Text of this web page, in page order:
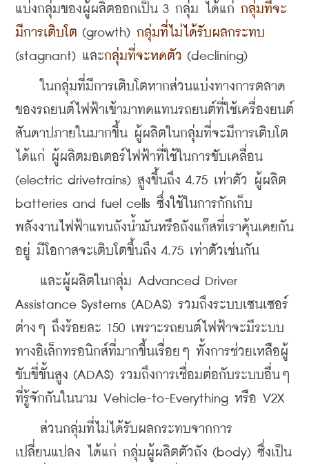
แบ่งกลุ่มของผู้ผลิตออกเป็น 3 กลุ่ม ได้แก่ กลุ่มที่จะ
มีการเติบโต (growth)
(stagnant) และกลุ่มที่จะหดตัว (declining)
ในกลุ่มที่มีการเติบโตหากส่วนแบ่งทางการตลาด
ของรถยนต์ไฟฟ้าเข้ามาทดแทนรถยนต์ที่ใช้เครื่องยนต์
สันดาปภายในมากขึ้น ผู้ผลิตในกลุ่มที่จะมีการเติบโต
ได้แก่ ผู้ผลิตมอเตอร์ไฟฟ้าที่ใช้ในการขับเคลื่อน
(electric drivetrains) สูงขึ้นถึง 4.75 เท่าตัว ผู้ผลิต
batteries and fuel cells ซึ่งใช้ในการกักเก็บ
พลังงานไฟฟ้าแทนถังน้ำมันหรือถังแก๊สที่เราคุ้นเคยกัน
อยู่ มีโอกาสจะเติบโตขึ้นถึง 4.75 เท่าตัวเช่นกัน
และผู้ผลิตในกลุ่ม Advanced Driver
Assistance Systems (ADAS) รวมถึงระบบเซนเซอร์
ต่างๆ ถึงร้อยละ 150 เพราะรถยนต์ไฟฟ้าจะมีระบบ
ทางอิเล็กทรอนิกส์ที่มากขึ้นเรื่อยๆ ทั้งการช่วยเหลือผู้
ขับขี่ขั้นสูง (ADAS) รวมถึงการเชื่อมต่อกับระบบอื่นๆ
ที่รู้จักกันในนาม Vehicle-to-Everything หรือ V2X
ส่วนกลุ่มที่ไม่ได้รับผลกระทบจากการ
เปลี่ยนแปลง ได้แก่ กลุ่มผู้ผลิตตัวถัง (body) ซึ่งเป็น